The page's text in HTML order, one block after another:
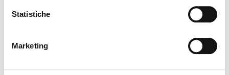
Statistiche
Marketing